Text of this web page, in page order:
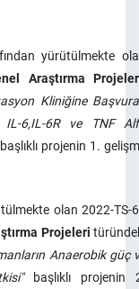
yürütülmekte
Araştırma
Kliniğine
IL-6,IL-6R ve TNF
projenin 1.
olan 2022-TS-
Projeleri
Anaerobik güç
başlıklı projenin